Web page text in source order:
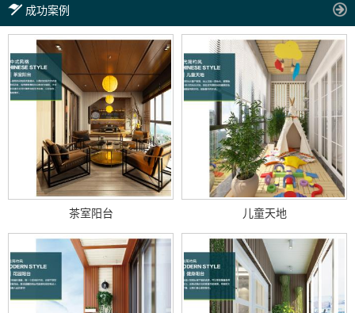
成功案例
茶室阳台 儿童天地